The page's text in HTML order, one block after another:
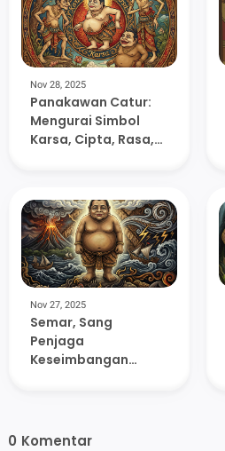
Nov 28, 2025
Panakawan Catur:
Mengurai Simbol
Karsa, Cipta, Rasa,
Nov 27, 2025
Semar, Sang
Penjaga
Keseimbangan
0 Komentar